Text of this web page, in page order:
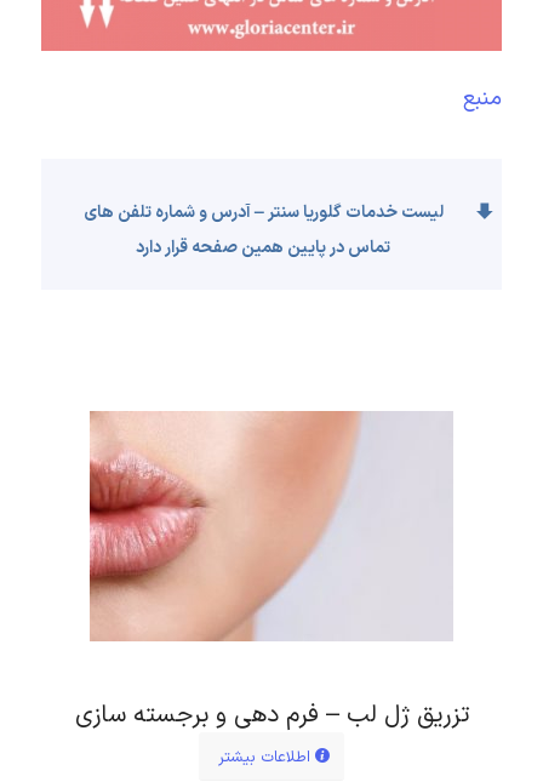
منبع
لیست خدمات گلوریا سنتر – آدرس و شماره تلفن های
تماس در پایین همین صفحه قرار دارد
تزریق ژل لب – فرم دهی و برجسته سازی
اطلاعات بیشتر